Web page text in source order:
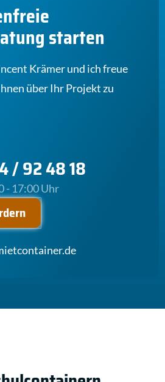
starten
Krämer und ich freue
über Ihr Projekt zu
/ 92 48 18
- 17:00 Uhr